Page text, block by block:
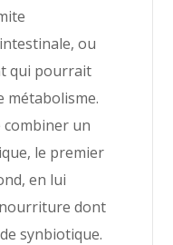
ou
qui pourrait
métabolisme.
combiner un
le premier
en lui
dont
synbiotique.